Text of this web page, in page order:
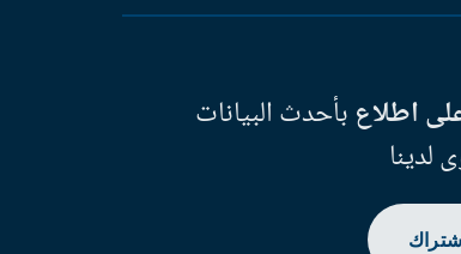
اطلاعبأحدث البيانات
لدينا